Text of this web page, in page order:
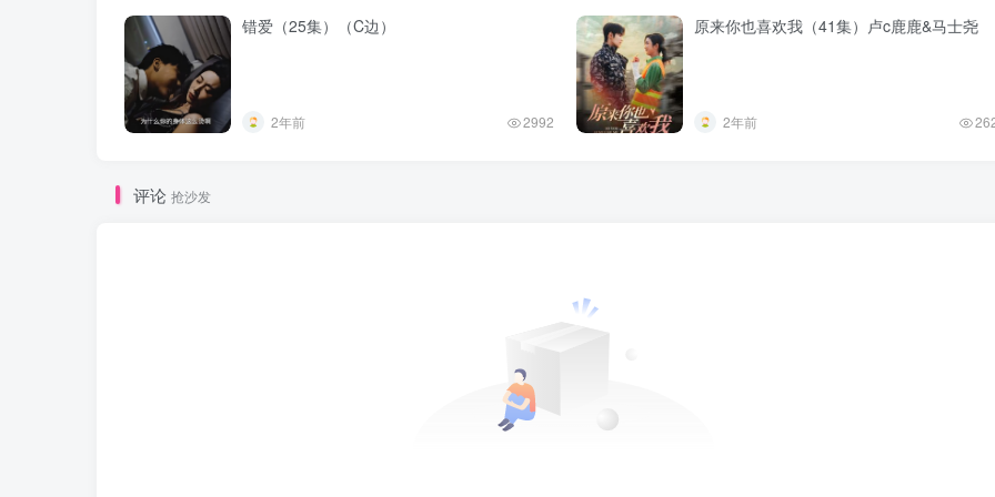
错爱（25集）（C边）
2年前 2992
原来你也喜欢我（41集）卢c鹿鹿&马士尧
2年前
评论 抢沙发